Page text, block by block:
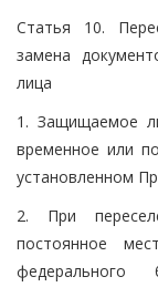
Статья 10.
замена
лица
1. Защищаемое
временное или
установленном
2. При
постоянное
федерального